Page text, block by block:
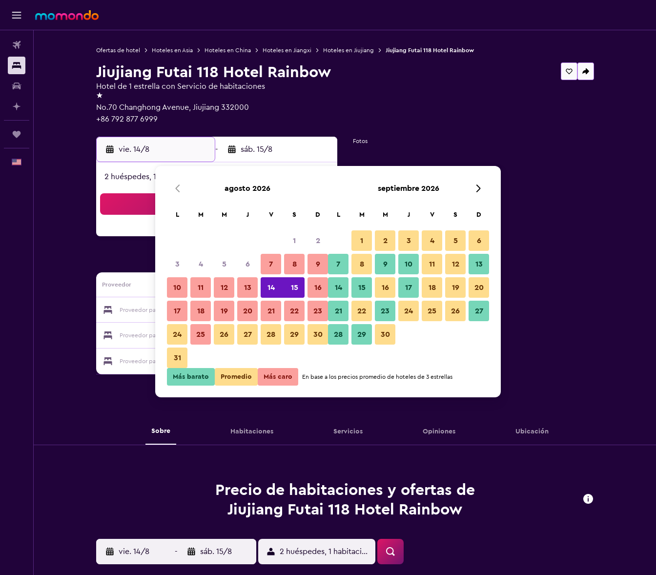
Ofertas de hotel Hoteles en Asia Hoteles en China Hoteles en Jiangxi Hoteles en Jiujiang Jiujiang Futai 118 Hotel Rainbow
Jiujiang Futai 118 Hotel Rainbow
Hotel de 1 estrella con Servicio de habitaciones
1 estrella
No.70 Changhong Avenue, Jiujiang 332000
+86 792 877 6999
vie. 14/8 - sáb. 15/8
2 huéspedes, 1 habitación
Proveedor
Proveedor para Jiujiang Futai 118 Hotel Rainbow Ver precios
Proveedor para Jiujiang Futai 118 Hotel Rainbow Ver precios
Proveedor para Jiujiang Futai 118 Hotel Rainbow
Fotos
Sobre Habitaciones Servicios Opiniones Ubicación
Precio de habitaciones y ofertas de
Jiujiang Futai 118 Hotel Rainbow
vie. 14/8 - sáb. 15/8 2 huéspedes, 1 habitación
agosto 2026
L M M J V S D
1 2
3 4 5 6 7 8 9
10 11 12 13 14 15 16
17 18 19 20 21 22 23
24 25 26 27 28 29 30
31
septiembre 2026
L M M J V S D
1 2 3 4 5 6
7 8 9 10 11 12 13
14 15 16 17 18 19 20
21 22 23 24 25 26 27
28 29 30
Más barato Promedio Más caro En base a los precios promedio de hoteles de 3 estrellas